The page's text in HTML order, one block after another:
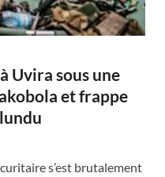
Uvira sous une
et frappe
s’est brutalement